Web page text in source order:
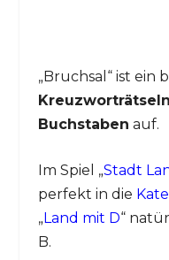
„Bruchsal“ ist ein
Kreuzworträtseln
Buchstaben auf.
Im Spiel „Stadt
perfekt in die
„Land mit D“
B.